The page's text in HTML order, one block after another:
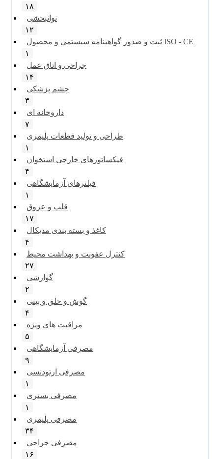
۱۸
توانبخشی
۱۲
ثبت و صدور گواهینامه سیستمی و محصول ISO - CE
۱
جراحی و اتاق عمل
۱۴
چشم پزشکی
۳
داروخانه ای
۷
طراحی و تولید قطعات پلیمری
۱
فیکساتورهای خارجی استخوان
۴
فیلترهای آزمایشگاهی
۱
قلب و عروق
۱۷
کاغذ و بسته بندی مدیکال
۴
کنترل عفونت و بهداشت محیط
۲۷
گوارشی
۲
گوش و حلق و بینی
۴
مراقبت های ویژه
۵
مصرفی آزمایشگاهی
۹
مصرفی ارتودنسی
۱
مصرفی بستری
۱
مصرفی پلیمری
۳۴
مصرفی جراحی
۱۶